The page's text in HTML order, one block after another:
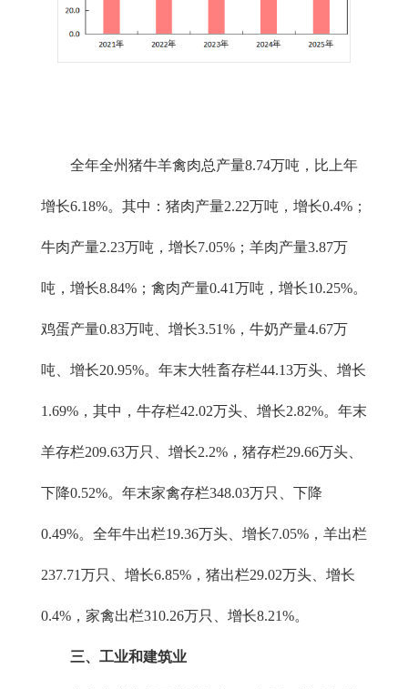
全年全州猪牛羊禽肉总产量8.74万吨，比上年
增长6.18%。其中：猪肉产量2.22万吨，增长0.4%；
牛肉产量2.23万吨，增长7.05%；羊肉产量3.87万
吨，增长8.84%；禽肉产量0.41万吨，增长10.25%。
鸡蛋产量0.83万吨、增长3.51%，牛奶产量4.67万
吨、增长20.95%。年末大牲畜存栏44.13万头、增长
1.69%，其中，牛存栏42.02万头、增长2.82%。年末
羊存栏209.63万只、增长2.2%，猪存栏29.66万头、
下降0.52%。年末家禽存栏348.03万只、下降
0.49%。全年牛出栏19.36万头、增长7.05%，羊出栏
237.71万只、增长6.85%，猪出栏29.02万头、增长
0.4%，家禽出栏310.26万只、增长8.21%。
三、工业和建筑业